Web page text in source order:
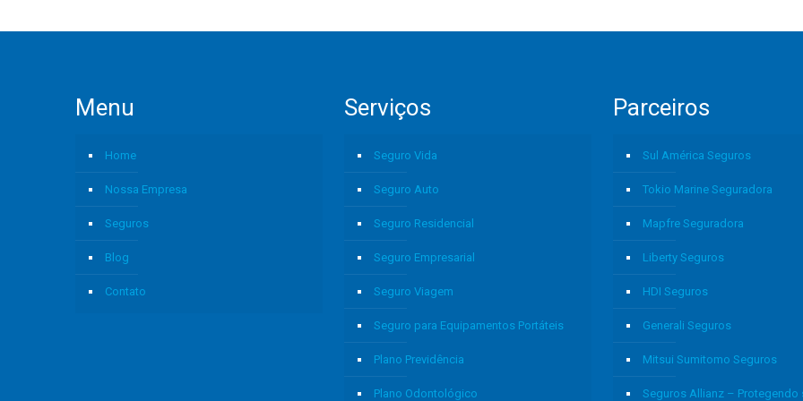
Menu
Home
Nossa Empresa
Seguros
Blog
Contato
Serviços
Seguro Vida
Seguro Auto
Seguro Residencial
Seguro Empresarial
Seguro Viagem
Seguro para Equipamentos Portáteis
Plano Previdência
Plano Odontológico
Parceiros
Sul América Seguros
Tokio Marine Seguradora
Mapfre Seguradora
Liberty Seguros
HDI Seguros
Generali Seguros
Mitsui Sumitomo Seguros
Seguros Allianz – Protegendo